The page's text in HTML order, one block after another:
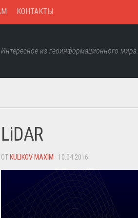
КОНТАКТЫ
Интересное из геоинформационного мира.
LiDAR
ОТ KULIKOV MAXIM · 10.04.2016